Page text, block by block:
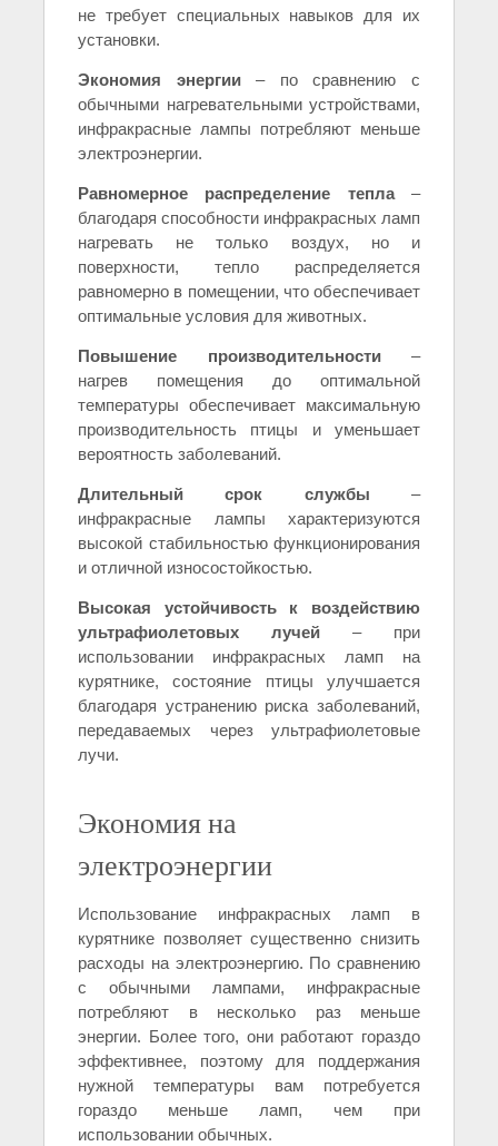
не требует специальных навыков для их
установки.
Экономия энергии– по сравнению с
обычными нагревательными устройствами,
инфракрасные лампы потребляют меньше
электроэнергии.
Равномерное распределение тепла–
благодаря способности инфракрасных ламп
нагревать не только воздух, но и
поверхности, тепло распределяется
равномерно в помещении, что обеспечивает
оптимальные условия для животных.
Повышение производительности–
нагрев помещения до оптимальной
температуры обеспечивает максимальную
производительность птицы и уменьшает
вероятность заболеваний.
Длительный срок службы –
инфракрасные лампы характеризуются
высокой стабильностью функционирования
и отличной износостойкостью.
Высокая устойчивость к воздействию
ультрафиолетовых лучей – при
использовании инфракрасных ламп на
курятнике, состояние птицы улучшается
благодаря устранению риска заболеваний,
передаваемых через ультрафиолетовые
лучи.
Экономия на
электроэнергии
Использование инфракрасных ламп в
курятнике позволяет существенно снизить
расходы на электроэнергию. По сравнению
с обычными лампами, инфракрасные
потребляют в несколько раз меньше
энергии. Более того, они работают гораздо
эффективнее, поэтому для поддержания
нужной температуры вам потребуется
гораздо меньше ламп, чем при
использовании обычных.